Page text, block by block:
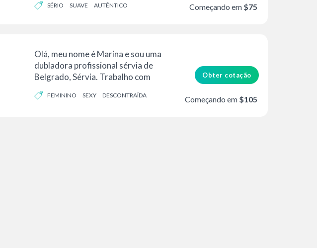
SÉRIO SUAVE AUTÊNTICO Começando em $75
Olá, meu nome é Marina e sou uma
dubladora profissional sérvia de
Belgrado, Sérvia. Trabalho com
FEMININO SEXY DESCONTRAÍDA
Obter cotação
Começando em $105